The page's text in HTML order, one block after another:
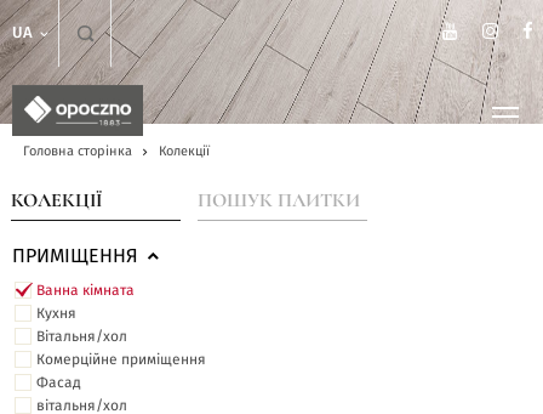
UA
Головна сторінка Колекції
КОЛЕКЦІЇ ПОШУК ПЛИТКИ
ПРИМІЩЕННЯ
Ванна кімната
Кухня
Вітальня/хол
Комерційне приміщення
Фасад
вітальня/хол